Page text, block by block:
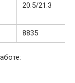
20.5/21.3
8835